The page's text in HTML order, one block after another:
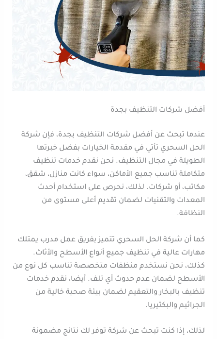
أفضل شركات التنظيف بجدة
عندما تبحث عن أفضل شركات التنظيف بجدة، فإن شركة
الحل السحري تأتي في مقدمة الخيارات بفضل خبرتها
الطويلة في مجال التنظيف. نحن نقدم خدمات تنظيف
متكاملة تناسب جميع الأماكن، سواء كانت منازل، شقق،
مكاتب، أو شركات. لذلك، نحرص على استخدام أحدث
المعدات والتقنيات لضمان تقديم أعلى مستوى من
النظافة.
كما أن شركة الحل السحري تتميز بفريق عمل مدرب يمتلك
مهارات عالية في تنظيف جميع أنواع الأسطح والأثاث.
كذلك، نحن نستخدم منظفات متخصصة تناسب كل نوع من
الأسطح لضمان عدم حدوث أي تلف. أيضا، نقدم خدمات
تنظيف بالبخار والتعقيم لضمان بيئة صحية خالية من
الجراثيم والبكتيريا.
لذلك، إذا كنت تبحث عن شركة توفر لك نتائج مضمونة